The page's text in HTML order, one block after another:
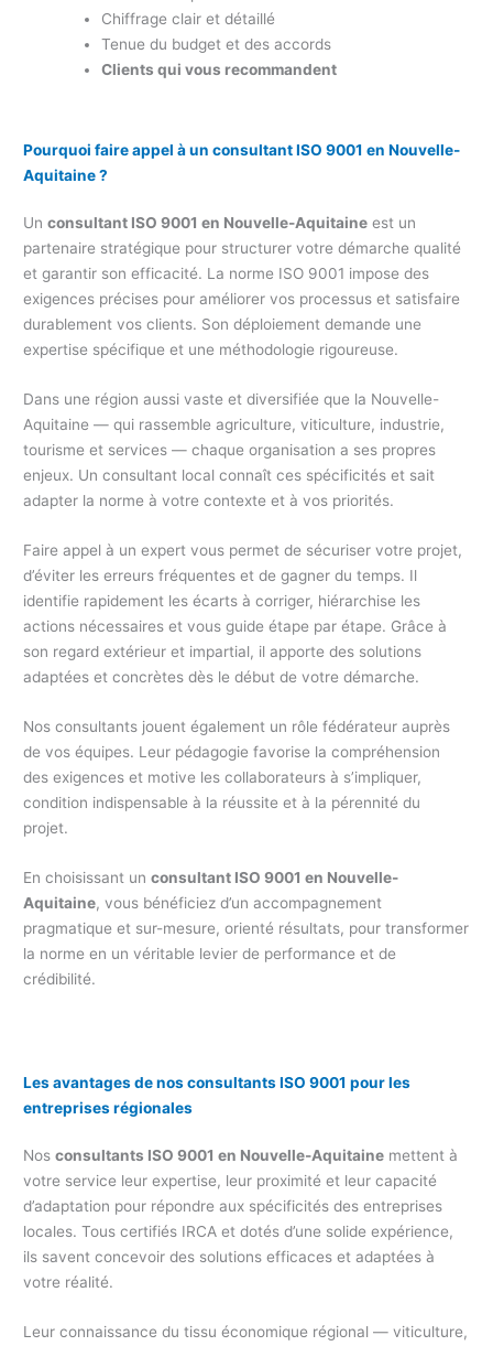
Chiffrage clair et détaillé
Tenue du budget et des accords
Clients qui vous recommandent
Pourquoi faire appel à un consultant ISO 9001 en Nouvelle-
Aquitaine ?
Unconsultant ISO 9001 en Nouvelle-Aquitaine est un
partenaire stratégique pour structurer votre démarche qualité
et garantir son efficacité. La norme ISO 9001 impose des
exigences précises pour améliorer vos processus et satisfaire
durablement vos clients. Son déploiement demande une
expertise spécifique et une méthodologie rigoureuse.
Dans une région aussi vaste et diversifiée que la Nouvelle-
Aquitaine — qui rassemble agriculture, viticulture, industrie,
tourisme et services — chaque organisation a ses propres
enjeux. Un consultant local connaît ces spécificités et sait
adapter la norme à votre contexte et à vos priorités.
Faire appel à un expert vous permet de sécuriser votre projet,
d’éviter les erreurs fréquentes et de gagner du temps. Il
identifie rapidement les écarts à corriger, hiérarchise les
actions nécessaires et vous guide étape par étape. Grâce à
son regard extérieur et impartial, il apporte des solutions
adaptées et concrètes dès le début de votre démarche.
Nos consultants jouent également un rôle fédérateur auprès
de vos équipes. Leur pédagogie favorise la compréhension
des exigences et motive les collaborateurs à s’impliquer,
condition indispensable à la réussite et à la pérennité du
projet.
En choisissant unconsultant ISO 9001 en Nouvelle-
Aquitaine, vous bénéficiez d’un accompagnement
pragmatique et sur-mesure, orienté résultats, pour transformer
la norme en un véritable levier de performance et de
crédibilité.
Les avantages de nos consultants ISO 9001 pour les
entreprises régionales
Nosconsultants ISO 9001 en Nouvelle-Aquitaine mettent à
votre service leur expertise, leur proximité et leur capacité
d’adaptation pour répondre aux spécificités des entreprises
locales. Tous certifiés IRCA et dotés d’une solide expérience,
ils savent concevoir des solutions efficaces et adaptées à
votre réalité.
Leur connaissance du tissu économique régional — viticulture,